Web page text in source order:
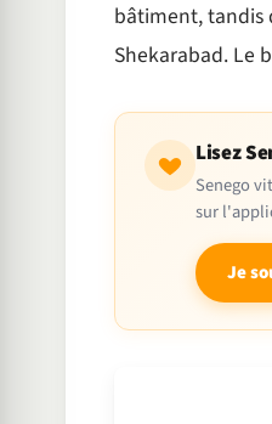
bâtiment, tandis
Shekarabad. Le
Lisez
Senego
sur
Je